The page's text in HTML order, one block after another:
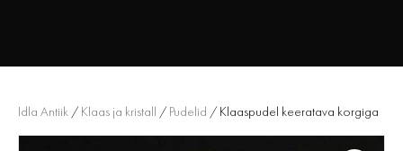
Idla Antiik / Klaas ja kristall / Pudelid / Klaaspudel keeratava korgiga